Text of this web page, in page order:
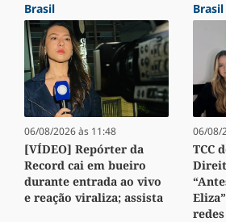
Brasil
06/08/2026 às 11:48
[VÍDEO] Repórter da
Record cai em bueiro
durante entrada ao vivo
e reação viraliza; assista
Brasil
06/08/
TCC